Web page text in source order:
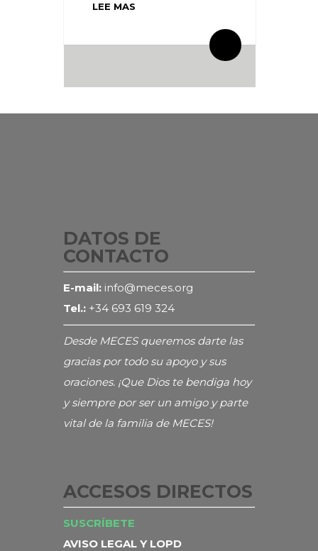
LEE MAS
DATOS DE
CONTACTO
E-mail: info@meces.org
Tel.: +34 693 619 324
Desde MECES queremos darte las
gracias por todo su apoyo y sus
oraciones. ¡Que Dios te bendiga hoy
y siempre por ser un amigo y parte
vital de la familia de MECES!
ACCESOS DIRECTOS
SUSCRÍBETE
AVISO LEGAL Y LOPD